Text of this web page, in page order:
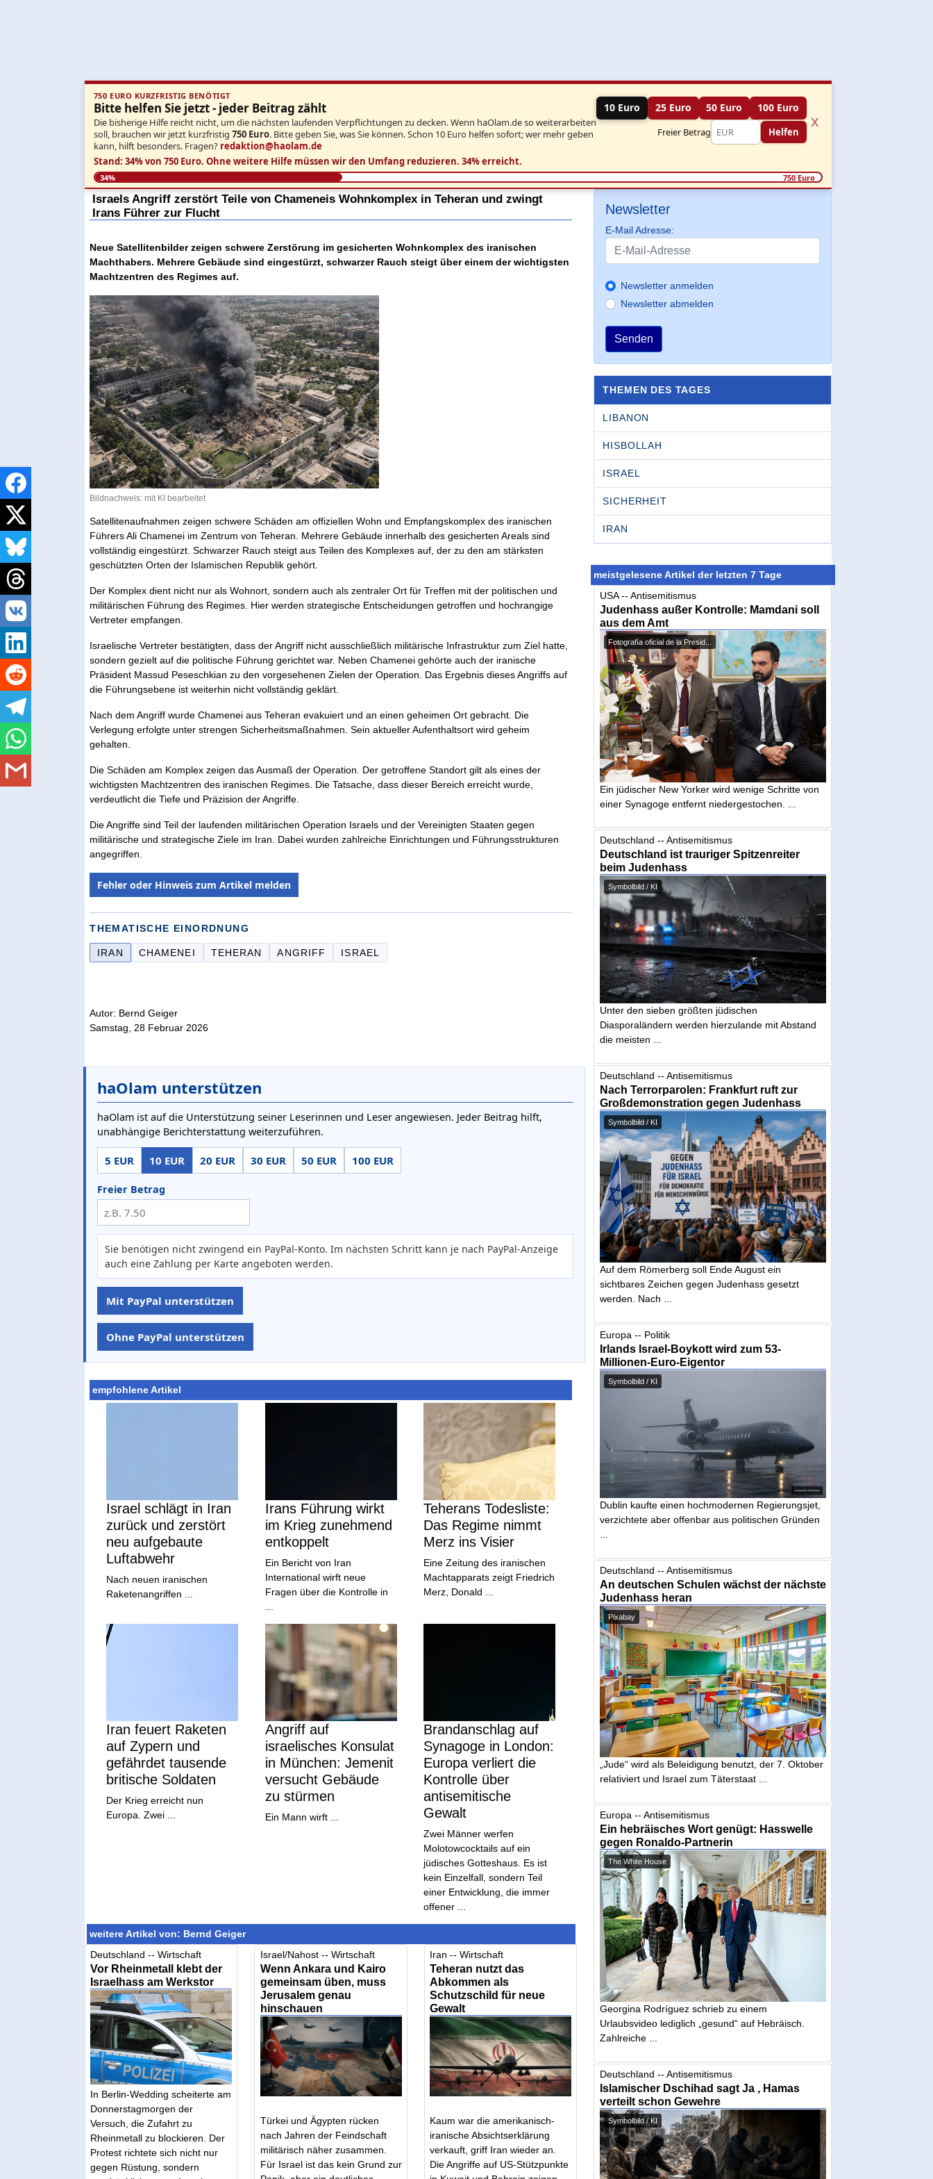
750 EURO KURZFRISTIG BENÖTIGT
Bitte helfen Sie jetzt - jeder Beitrag zählt
Die bisherige Hilfe reicht nicht, um die nächsten laufenden Verpflichtungen zu decken. Wenn haOlam.de so weiterarbeiten
soll, brauchen wir jetzt kurzfristig 750 Euro. Bitte geben Sie, was Sie können. Schon 10 Euro helfen sofort; wer mehr geben
kann, hilft besonders. Fragen? redaktion@haolam.de
10 Euro 25 Euro 50 Euro 100 Euro
Freier Betrag Helfen
x
Stand: 34% von 750 Euro. Ohne weitere Hilfe müssen wir den Umfang reduzieren. 34% erreicht.
34% 750 Euro
Israels Angriff zerstört Teile von Chameneis Wohnkomplex in Teheran und zwingt
Irans Führer zur Flucht
Neue Satellitenbilder zeigen schwere Zerstörung im gesicherten Wohnkomplex des iranischen
Machthabers. Mehrere Gebäude sind eingestürzt, schwarzer Rauch steigt über einem der wichtigsten
Machtzentren des Regimes auf.
Bildnachweis: mit KI bearbeitet
Satellitenaufnahmen zeigen schwere Schäden am offiziellen Wohn und Empfangskomplex des iranischen
Führers Ali Chamenei im Zentrum von Teheran. Mehrere Gebäude innerhalb des gesicherten Areals sind
vollständig eingestürzt. Schwarzer Rauch steigt aus Teilen des Komplexes auf, der zu den am stärksten
geschützten Orten der Islamischen Republik gehört.
Der Komplex dient nicht nur als Wohnort, sondern auch als zentraler Ort für Treffen mit der politischen und
militärischen Führung des Regimes. Hier werden strategische Entscheidungen getroffen und hochrangige
Vertreter empfangen.
Israelische Vertreter bestätigten, dass der Angriff nicht ausschließlich militärische Infrastruktur zum Ziel hatte,
sondern gezielt auf die politische Führung gerichtet war. Neben Chamenei gehörte auch der iranische
Präsident Massud Peseschkian zu den vorgesehenen Zielen der Operation. Das Ergebnis dieses Angriffs auf
die Führungsebene ist weiterhin nicht vollständig geklärt.
Nach dem Angriff wurde Chamenei aus Teheran evakuiert und an einen geheimen Ort gebracht. Die
Verlegung erfolgte unter strengen Sicherheitsmaßnahmen. Sein aktueller Aufenthaltsort wird geheim
gehalten.
Die Schäden am Komplex zeigen das Ausmaß der Operation. Der getroffene Standort gilt als eines der
wichtigsten Machtzentren des iranischen Regimes. Die Tatsache, dass dieser Bereich erreicht wurde,
verdeutlicht die Tiefe und Präzision der Angriffe.
Die Angriffe sind Teil der laufenden militärischen Operation Israels und der Vereinigten Staaten gegen
militärische und strategische Ziele im Iran. Dabei wurden zahlreiche Einrichtungen und Führungsstrukturen
angegriffen.
Fehler oder Hinweis zum Artikel melden
THEMATISCHE EINORDNUNG
IRAN CHAMENEI TEHERAN ANGRIFF ISRAEL
Autor: Bernd Geiger
Samstag, 28 Februar 2026
haOlam unterstützen
haOlam ist auf die Unterstützung seiner Leserinnen und Leser angewiesen. Jeder Beitrag hilft,
unabhängige Berichterstattung weiterzuführen.
5 EUR 10 EUR 20 EUR 30 EUR 50 EUR 100 EUR
Freier Betrag
Sie benötigen nicht zwingend ein PayPal-Konto. Im nächsten Schritt kann je nach PayPal-Anzeige
auch eine Zahlung per Karte angeboten werden.
Mit PayPal unterstützen
Ohne PayPal unterstützen
empfohlene Artikel
Israel schlägt in Iran
zurück und zerstört
neu aufgebaute
Luftabwehr
Nach neuen iranischen
Raketenangriffen ...
Irans Führung wirkt
im Krieg zunehmend
entkoppelt
Ein Bericht von Iran
International wirft neue
Fragen über die Kontrolle in
...
Teherans Todesliste:
Das Regime nimmt
Merz ins Visier
Eine Zeitung des iranischen
Machtapparats zeigt Friedrich
Merz, Donald ...
Iran feuert Raketen
auf Zypern und
gefährdet tausende
britische Soldaten
Der Krieg erreicht nun
Europa. Zwei ...
Angriff auf
israelisches Konsulat
in München: Jemenit
versucht Gebäude
zu stürmen
Ein Mann wirft ...
Brandanschlag auf
Synagoge in London:
Europa verliert die
Kontrolle über
antisemitische
Gewalt
Zwei Männer werfen
Molotowcocktails auf ein
jüdisches Gotteshaus. Es ist
kein Einzelfall, sondern Teil
einer Entwicklung, die immer
offener ...
weitere Artikel von: Bernd Geiger
Deutschland -- Wirtschaft
Vor Rheinmetall klebt der
Israelhass am Werkstor
In Berlin-Wedding scheiterte am
Donnerstagmorgen der
Versuch, die Zufahrt zu
Rheinmetall zu blockieren. Der
Protest richtete sich nicht nur
gegen Rüstung, sondern
Israel/Nahost -- Wirtschaft
Wenn Ankara und Kairo
gemeinsam üben, muss
Jerusalem genau
hinschauen
Türkei und Ägypten rücken
nach Jahren der Feindschaft
militärisch näher zusammen.
Für Israel ist das kein Grund zur
Iran -- Wirtschaft
Teheran nutzt das
Abkommen als
Schutzschild für neue
Gewalt
Kaum war die amerikanisch-
iranische Absichtserklärung
verkauft, griff Iran wieder an.
Die Angriffe auf US-Stützpunkte
Newsletter
E-Mail Adresse:
Newsletter anmelden
Newsletter abmelden
Senden
THEMEN DES TAGES
LIBANON
HISBOLLAH
ISRAEL
SICHERHEIT
IRAN
meistgelesene Artikel der letzten 7 Tage
USA -- Antisemitismus
Judenhass außer Kontrolle: Mamdani soll
aus dem Amt
Fotografía oficial de la Presid...
Ein jüdischer New Yorker wird wenige Schritte von
einer Synagoge entfernt niedergestochen. ...
Deutschland -- Antisemitismus
Deutschland ist trauriger Spitzenreiter
beim Judenhass
Symbolbild / KI
Unter den sieben größten jüdischen
Diasporaländern werden hierzulande mit Abstand
die meisten ...
Deutschland -- Antisemitismus
Nach Terrorparolen: Frankfurt ruft zur
Großdemonstration gegen Judenhass
Symbolbild / KI
Auf dem Römerberg soll Ende August ein
sichtbares Zeichen gegen Judenhass gesetzt
werden. Nach ...
Europa -- Politik
Irlands Israel-Boykott wird zum 53-
Millionen-Euro-Eigentor
Symbolbild / KI
Dublin kaufte einen hochmodernen Regierungsjet,
verzichtete aber offenbar aus politischen Gründen
Deutschland -- Antisemitismus
An deutschen Schulen wächst der nächste
Judenhass heran
Pixabay
„Jude“ wird als Beleidigung benutzt, der 7. Oktober
relativiert und Israel zum Täterstaat ...
Europa -- Antisemitismus
Ein hebräisches Wort genügt: Hasswelle
gegen Ronaldo-Partnerin
The White House
Georgina Rodríguez schrieb zu einem
Urlaubsvideo lediglich „gesund“ auf Hebräisch.
Zahlreiche ...
Deutschland -- Antisemitismus
Islamischer Dschihad sagt Ja , Hamas
verteilt schon Gewehre
Symbolbild / KI